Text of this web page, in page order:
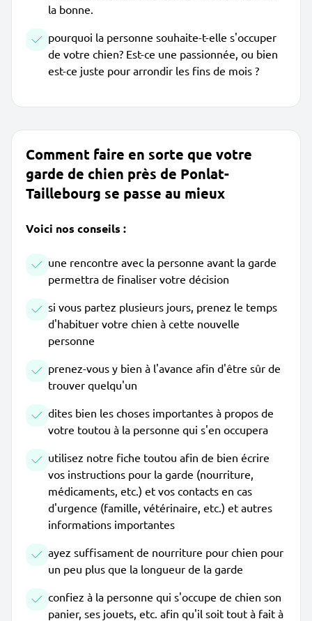
la bonne.
pourquoi la personne souhaite-t-elle s'occuper
de votre chien? Est-ce une passionnée, ou bien
est-ce juste pour arrondir les fins de mois ?
Comment faire en sorte que votre
garde de chien près de Ponlat-
Taillebourg se passe au mieux
Voici nos conseils :
une rencontre avec la personne avant la garde
permettra de finaliser votre décision
si vous partez plusieurs jours, prenez le temps
d'habituer votre chien à cette nouvelle
personne
prenez-vous y bien à l'avance afin d'être sûr de
trouver quelqu'un
dites bien les choses importantes à propos de
votre toutou à la personne qui s'en occupera
utilisez notre fiche toutou afin de bien écrire
vos instructions pour la garde (nourriture,
médicaments, etc.) et vos contacts en cas
d'urgence (famille, vétérinaire, etc.) et autres
informations importantes
ayez suffisament de nourriture pour chien pour
un peu plus que la longueur de la garde
confiez à la personne qui s'occupe de chien son
panier, ses jouets, etc. afin qu'il soit tout à fait à